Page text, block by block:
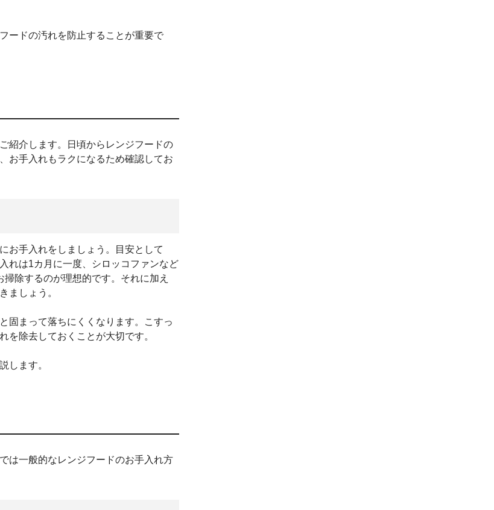
ードの汚れを防止することが重要で
紹介します。日頃からレンジフードの
お手入れもラクになるため確認してお
お手入れをしましょう。目安として
れは1カ月に一度、シロッコファンなど
除するのが理想的です。それに加え
ましょう。
固まって落ちにくくなります。こすっ
を除去しておくことが大切です。
します。
は一般的なレンジフードのお手入れ方